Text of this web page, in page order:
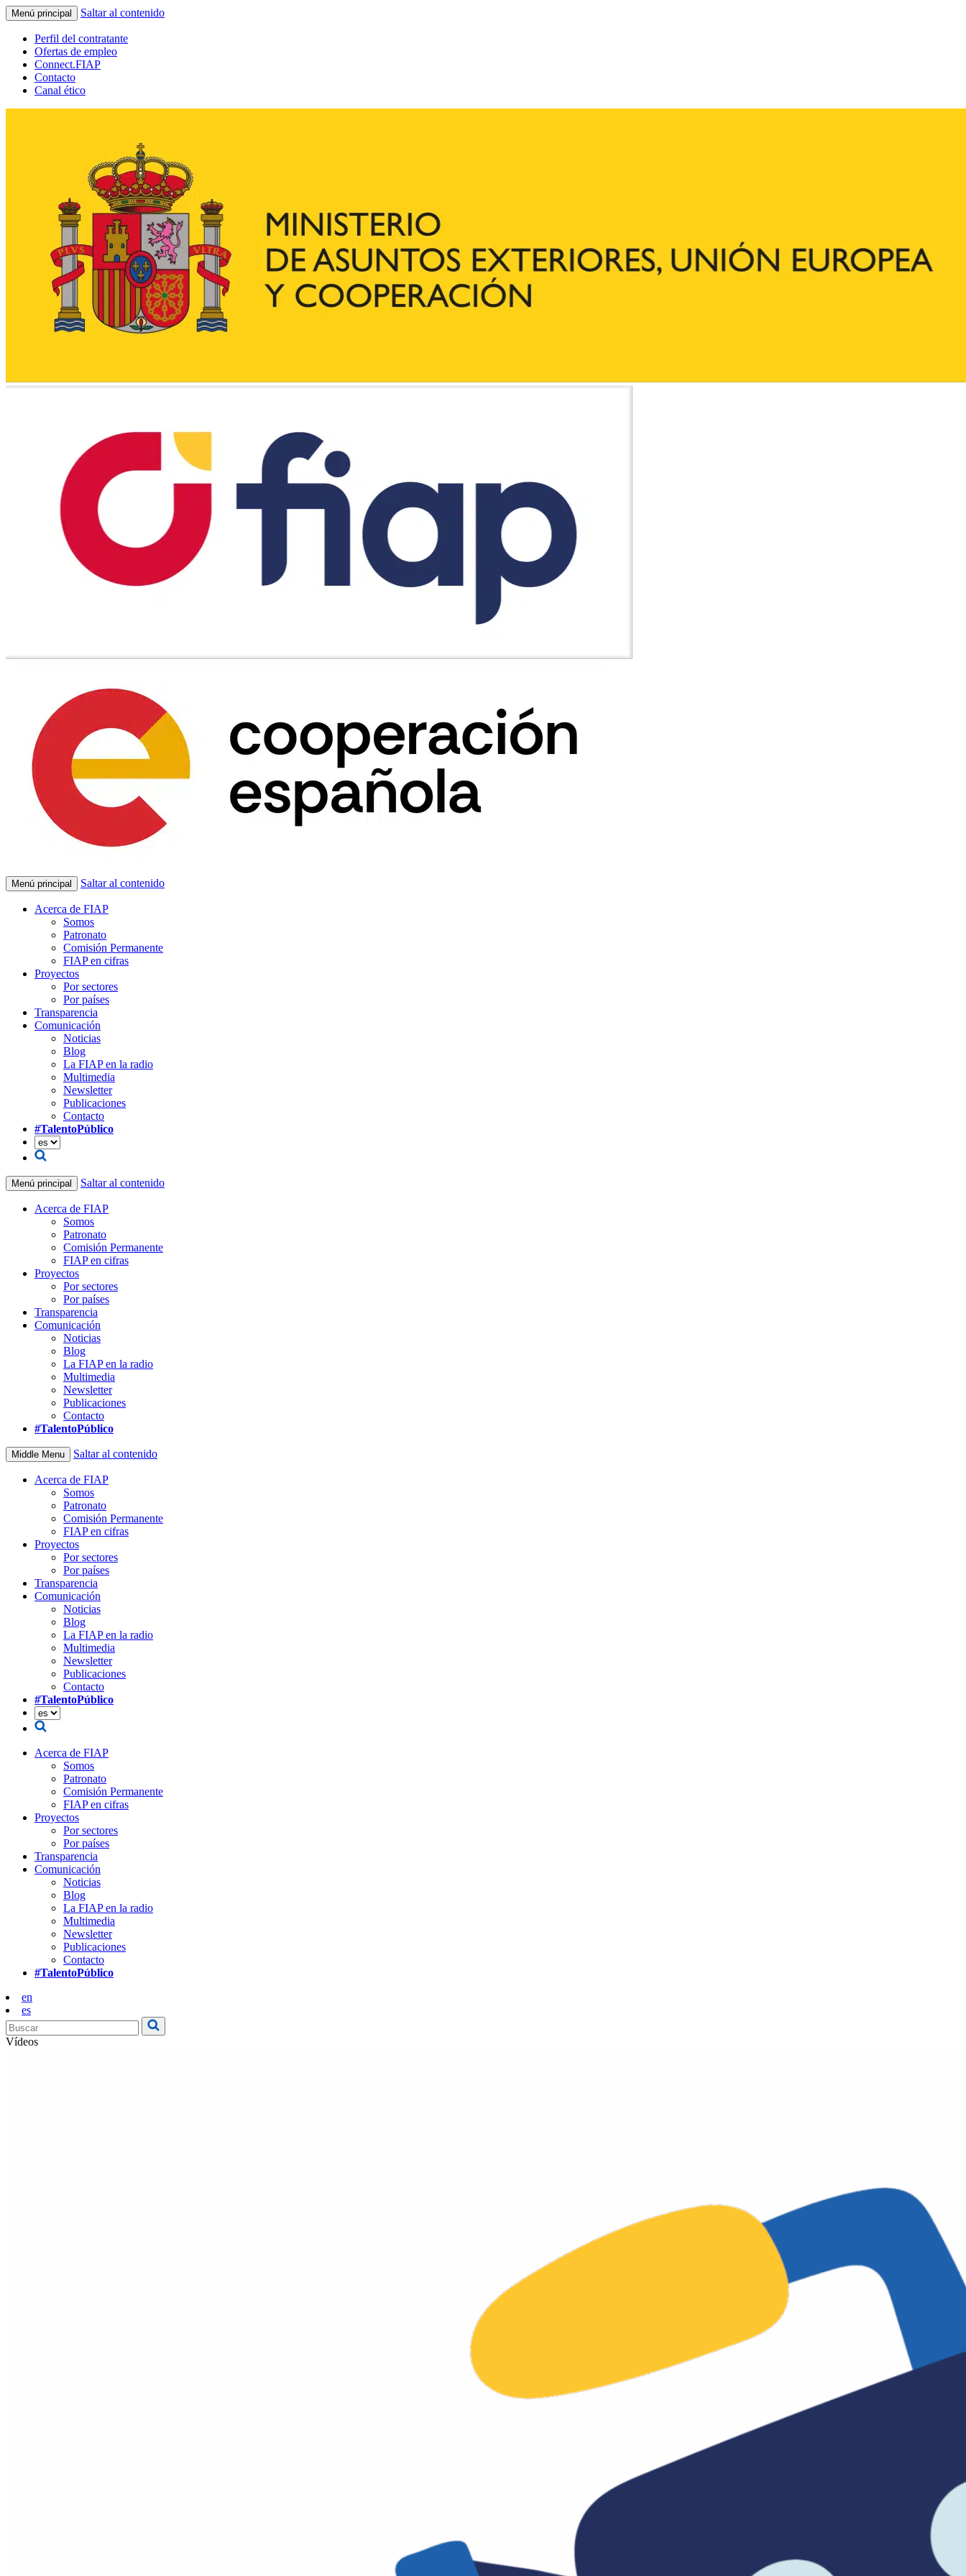
Menú principal Saltar al contenido
Perfil del contratante
Ofertas de empleo
Connect.FIAP
Contacto
Canal ético
Menú principal Saltar al contenido
Acerca de FIAP
Somos
Patronato
Comisión Permanente
FIAP en cifras
Proyectos
Por sectores
Por países
Transparencia
Comunicación
Noticias
Blog
La FIAP en la radio
Multimedia
Newsletter
Publicaciones
Contacto
#TalentoPúblico
Menú principal Saltar al contenido
Acerca de FIAP
Somos
Patronato
Comisión Permanente
FIAP en cifras
Proyectos
Por sectores
Por países
Transparencia
Comunicación
Noticias
Blog
La FIAP en la radio
Multimedia
Newsletter
Publicaciones
Contacto
#TalentoPúblico
Middle Menu Saltar al contenido
Acerca de FIAP
Somos
Patronato
Comisión Permanente
FIAP en cifras
Proyectos
Por sectores
Por países
Transparencia
Comunicación
Noticias
Blog
La FIAP en la radio
Multimedia
Newsletter
Publicaciones
Contacto
#TalentoPúblico
Acerca de FIAP
Somos
Patronato
Comisión Permanente
FIAP en cifras
Proyectos
Por sectores
Por países
Transparencia
Comunicación
Noticias
Blog
La FIAP en la radio
Multimedia
Newsletter
Publicaciones
Contacto
#TalentoPúblico
en
es
Vídeos